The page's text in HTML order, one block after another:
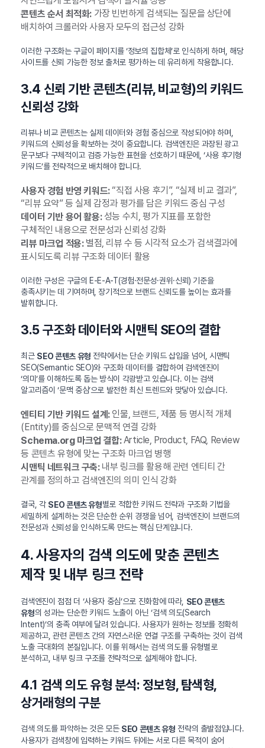
콘텐츠 순서 최적화:가장 빈번하게 검색되는 질문을 상단에
배치하여 크롤러와 사용자 모두의 접근성 강화
이러한 구조화는 구글이 페이지를 ‘정보의 집합체’로 인식하게 하며, 해당
사이트를 신뢰 가능한 정보 출처로 평가하는 데 유리하게 작용합니다.
3.4 신뢰 기반 콘텐츠(리뷰, 비교형)의 키워드
신뢰성 강화
리뷰나 비교 콘텐츠는 실제 데이터와 경험 중심으로 작성되어야 하며,
키워드의 신뢰성을 확보하는 것이 중요합니다. 검색엔진은 과장된 광고
문구보다 구체적이고 검증 가능한 표현을 선호하기 때문에, ‘사용 후기형
키워드’를 전략적으로 배치해야 합니다.
사용자 경험 반영 키워드:“직접 사용 후기”, “실제 비교 결과”,
“리뷰 요약” 등 실제 감정과 평가를 담은 키워드 중심 구성
데이터 기반 용어 활용:성능 수치, 평가 지표를 포함한
구체적인 내용으로 전문성과 신뢰성 강화
리뷰 마크업 적용:별점, 리뷰 수 등 시각적 요소가 검색결과에
표시되도록 리뷰 구조화 데이터 활용
이러한 구성은 구글의 E-E-A-T(경험·전문성·권위·신뢰) 기준을
충족시키는 데 기여하며, 장기적으로 브랜드 신뢰도를 높이는 효과를
발휘합니다.
3.5 구조화 데이터와 시맨틱 SEO의 결합
최근 SEO 콘텐츠 유형 전략에서는 단순 키워드 삽입을 넘어, 시맨틱
SEO(Semantic SEO)와 구조화 데이터를 결합하여 검색엔진이
‘의미’를 이해하도록 돕는 방식이 각광받고 있습니다. 이는 검색
알고리즘이 ‘문맥 중심’으로 발전한 최신 트렌드와 맞닿아 있습니다.
엔티티 기반 키워드 설계:인물, 브랜드, 제품 등 명시적 개체
(Entity)를 중심으로 문맥적 연결 강화
Schema.org 마크업 결합:Article, Product, FAQ, Review
등 콘텐츠 유형에 맞는 구조화 마크업 병행
시맨틱 네트워크 구축:내부 링크를 활용해 관련 엔티티 간
관계를 정의하고 검색엔진의 의미 인식 강화
결국, 각 SEO 콘텐츠 유형별로 적합한 키워드 전략과 구조화 기법을
세밀하게 설계하는 것은 단순한 순위 경쟁을 넘어, 검색엔진이 브랜드의
전문성과 신뢰성을 인식하도록 만드는 핵심 단계입니다.
4. 사용자의 검색 의도에 맞춘 콘텐츠
제작 및 내부 링크 전략
검색엔진이 점점 더 ‘사용자 중심’으로 진화함에 따라, SEO 콘텐츠
유형의 성과는 단순한 키워드 노출이 아닌 ‘검색 의도(Search
Intent)’의 충족 여부에 달려 있습니다. 사용자가 원하는 정보를 정확히
제공하고, 관련 콘텐츠 간의 자연스러운 연결 구조를 구축하는 것이 검색
노출 극대화의 본질입니다. 이를 위해서는 검색 의도를 유형별로
분석하고, 내부 링크 구조를 전략적으로 설계해야 합니다.
4.1 검색 의도 유형 분석: 정보형, 탐색형,
상거래형의 구분
검색 의도를 파악하는 것은 모든 SEO 콘텐츠 유형 전략의 출발점입니다.
사용자가 검색창에 입력하는 키워드 뒤에는 서로 다른 목적이 숨어